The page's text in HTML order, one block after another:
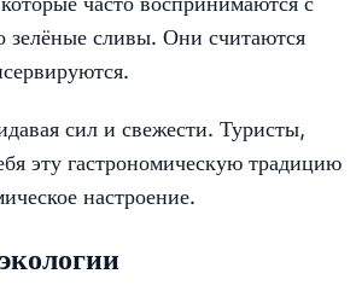
зелёные сливы. Они считаются
сил и свежести. Туристы,
эту гастрономическую традицию
настроение.